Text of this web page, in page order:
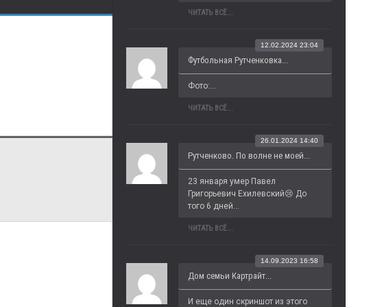
ЧИТАТЬ ВСЁ...
Футбольная Рутченковка...
12.02.2024 23:04
Фото:...
ЧИТАТЬ ВСЁ...
Рутченково. По волне не моей...
26.01.2024 14:40
23 января умер Павел
Григорьевич Ехилевский😢 До
того 6 дней...
ЧИТАТЬ ВСЁ...
Дом семьи Картрайт...
14.09.2023 16:58
И еще один скриншот из этого